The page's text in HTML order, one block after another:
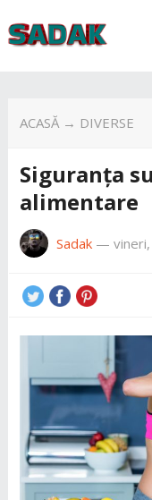
ACASĂ→ DIVERSE
Siguranța
alimentare
Sadak—